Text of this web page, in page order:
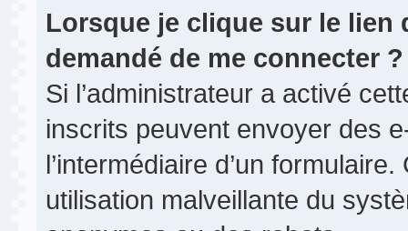
Lorsque je clique sur le lien
demandé de me connecter ?
Si l’administrateur a activé
inscrits peuvent envoyer des
l’intermédiaire d’un
utilisation malveillante du